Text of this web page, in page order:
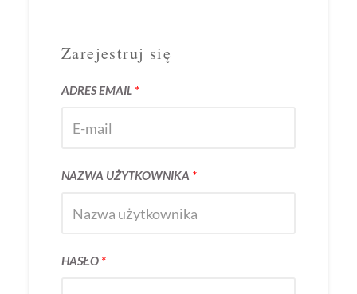
Zarejestruj się
ADRES EMAIL *
NAZWA UŻYTKOWNIKA *
HASŁO *